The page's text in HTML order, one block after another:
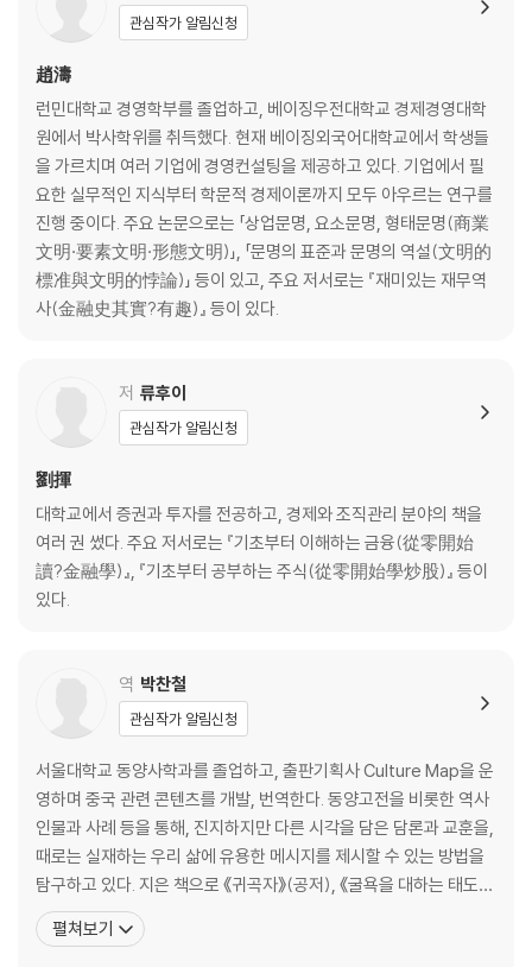
ㆍ신실함으로도 꺾지 못한 향료의 유혹
ㆍ십자군을 조종한 베네치아
ㆍ향료무역의 판도를 뒤바꾼 대항해시대
4 ‘바다의 마부’ 네덜란드의 흥망성쇠
ㆍ유럽의 바닷길을 장악하다
ㆍ포르투갈의 침몰
ㆍ최강의 도전자 영국의 ‘항해조례’
2부 전 세계 패권을 뒤흔든 무역전쟁: 대륙봉쇄부터 대공황까지
1 대륙을 봉쇄한 작은 거인 나폴레옹
ㆍ육지와 바다를 양분한 프랑스와 영국
2 미국을 남북으로 나눈 아나콘다
ㆍ경제적 충돌로 분단된 미국
ㆍ스콧의 아나콘다작전과 링컨의 해상봉쇄
ㆍ면화대왕이 남부를 배신하다
ㆍ시류를 읽지 못한 청나라의 오만함
ㆍ아편을 팔아 은을 빼앗다
ㆍ‘중국인 배척법’의 어두운 역사
4 대공황에 정점을 찍은 관세전쟁
ㆍ세계 경제가 멈추다
5 은본위제를 포기할 수밖에 없었던 중국
ㆍ다시 한번 중국을 뒤흔든 은
ㆍ절반의 성공이 된 화폐개혁
3부 바로 오늘의 무역전쟁: 제2차 세계대전부터 미ㆍ중 무역전쟁까지
1 또 하나의 세계대전
ㆍ세계대전의 배경
ㆍ독일의 잠수함이 미국을 깨우다
관심작가 알림신청
趙濤
런민대학교 경영학부를 졸업하고, 베이징우전대학교 경제경영대학
원에서 박사학위를 취득했다. 현재 베이징외국어대학교에서 학생들
을 가르치며 여러 기업에 경영컨설팅을 제공하고 있다. 기업에서 필
요한 실무적인 지식부터 학문적 경제이론까지 모두 아우르는 연구를
진행 중이다. 주요 논문으로는 「상업문명, 요소문명, 형태문명(商業
文明·要素文明·形態文明)」, 「문명의 표준과 문명의 역설(文明的
標准與文明的悖論)」 등이 있고, 주요 저서로는 『재미있는 재무역
사(金融史其實?有趣)』 등이 있다.
저 류후이
관심작가 알림신청
劉揮
대학교에서 증권과 투자를 전공하고, 경제와 조직관리 분야의 책을
여러 권 썼다. 주요 저서로는 『기초부터 이해하는 금융(從零開始
讀?金融學)』, 『기초부터 공부하는 주식(從零開始學炒股)』 등이
있다.
역 박찬철
관심작가 알림신청
서울대학교 동양사학과를 졸업하고, 출판기획사 Culture Map을 운
영하며 중국 관련 콘텐츠를 개발, 번역한다. 동양고전을 비롯한 역사
인물과 사례 등을 통해, 진지하지만 다른 시각을 담은 담론과 교훈을,
때로는 실재하는 우리 삶에 유용한 메시지를 제시할 수 있는 방법을
탐구하고 있다. 지은 책으로 《귀곡자》(공저), 《굴욕을 대하는 태도》
(공저) 등이 있고, 옮긴 책으로 《나를 지켜낸다는 것》, 《세계사를 바
꾼 15번의 무역전쟁》, 《주역의 정석 1》, 《참모의 진심, 살아남은 자의
펼쳐보기